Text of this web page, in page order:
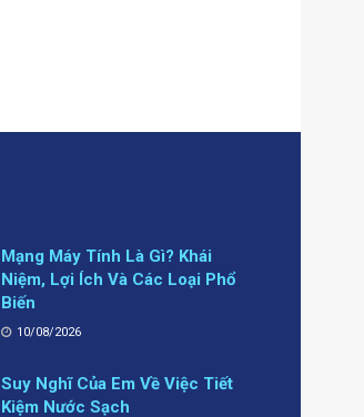
Mạng Máy Tính Là Gì? Khái
Niệm, Lợi Ích Và Các Loại Phổ
Biến
10/08/2026
Suy Nghĩ Của Em Về Việc Tiết
Kiệm Nước Sạch